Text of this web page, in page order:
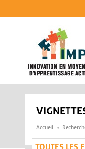
Accueil
TOUTES LES